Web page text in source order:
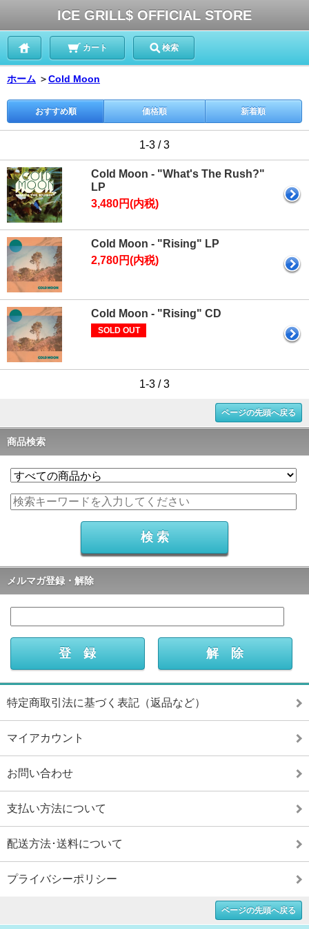
ICE GRILL$ OFFICIAL STORE
カート 検索
ホーム ＞Cold Moon
おすすめ順 価格順 新着順
1-3 / 3
Cold Moon - "What's The Rush?"
LP
3,480円(内税)
Cold Moon - "Rising" LP
2,780円(内税)
Cold Moon - "Rising" CD
SOLD OUT
1-3 / 3
ページの先頭へ戻る
商品検索
メルマガ登録・解除
特定商取引法に基づく表記（返品など）
マイアカウント
お問い合わせ
支払い方法について
配送方法･送料について
プライバシーポリシー
ページの先頭へ戻る